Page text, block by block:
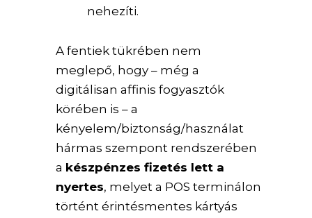
nehezíti.
A fentiek tükrében nem
meglepő, hogy – még a
digitálisan affinis fogyasztók
körében is – a
kényelem/biztonság/használat
hármas szempont rendszerében
a készpénzes fizetés lett a
nyertes, melyet a POS terminálon
történt érintésmentes kártyás